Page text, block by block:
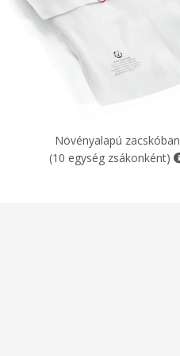
Növényalapú zacskóban
(10 egység zsákonként)